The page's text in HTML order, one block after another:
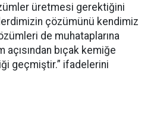
üretmesi gerektiğini
çözümünü kendimiz
de muhataplarına
açısından bıçak kemiğe
geçmiştir.” ifadelerini